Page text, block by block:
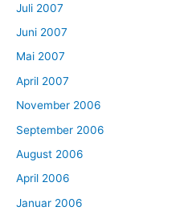
Juli 2007
Juni 2007
Mai 2007
April 2007
November 2006
September 2006
August 2006
April 2006
Januar 2006